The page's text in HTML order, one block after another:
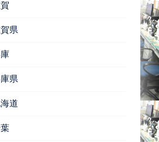
県
県
道